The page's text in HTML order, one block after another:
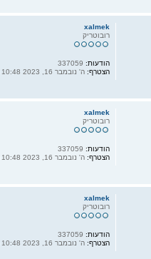
xalmek
רובוטריק
הודעות:
הצטרף: ה' נובמבר 16, 2023 10:48 am
xalmek
רובוטריק
הודעות:337059
הצטרף:ה' נובמבר 16, 2023 10:48 am
xalmek
רובוטריק
הודעות:
הצטרף: ה' נובמבר 16, 2023 10:48 am